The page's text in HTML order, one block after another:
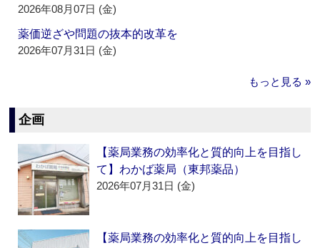
2026年08月07日 (金)
薬価逆ざや問題の抜本的改革を
2026年07月31日 (金)
もっと見る »
企画
【薬局業務の効率化と質的向上を目指し
て】わかば薬局（東邦薬品）
2026年07月31日 (金)
【薬局業務の効率化と質的向上を目指し